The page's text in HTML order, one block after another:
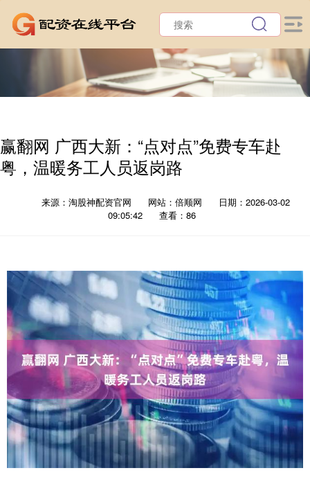
赢翻网 广西大新：“点对点”免费专车赴
粤，温暖务工人员返岗路
来源：淘股神配资官网 网站：倍顺网
日期：2026-03-02
09:05:42
查看：86